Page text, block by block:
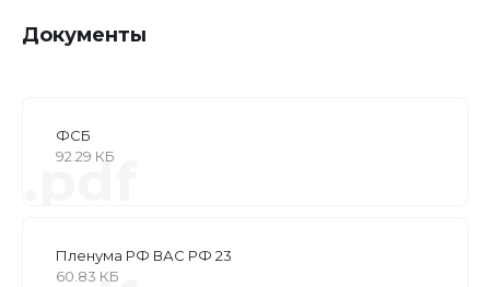
Документы
ФСБ
92.29 КБ
.pdf
Пленума РФ ВАС РФ 23
60.83 КБ